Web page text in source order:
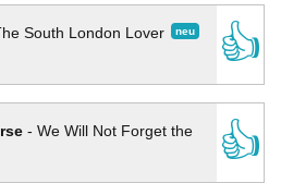
neu
South London Lover
👍
- We Will Not Forget the
👍